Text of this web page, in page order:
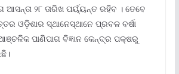
୨୮ ତାରିଖ ପର୍ୟ୍ୟନ୍ତ ରହିବ । ତେବେ
ଓଡ଼ିଶାର ସ୍ଥାନେସ୍ଥାନେ ପ୍ରବଳ ବର୍ଷା
ପାଣିପାଗ ବିଜ୍ଞାନ କେନ୍ଦ୍ର ପକ୍ଷରୁ